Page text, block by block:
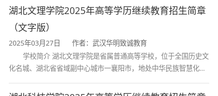
安排学习时间）
五、核心课程设置
教育学专业课程设置系统全面，涵盖教育学
首轮“双一流”成效
湖北文理学院2025年高等学历继续教育招生简章
（文字版）
2025年03月27日
作者：武汉华明致诚教育
学校简介 湖北文理学院是省属普通高等学校，位于全国历史文
化名城、湖北省省域副中心城市一襄阳市，地处中华民族智慧化身
学校、全国普通